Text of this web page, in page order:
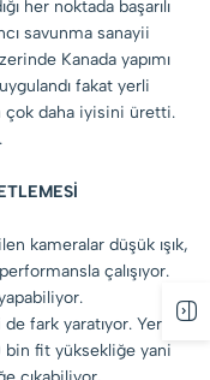
her noktada başarılı
savunma sanayii
Kanada yapımı
fakat yerli
çok daha iyisini üretti.
kameralar düşük ışık,
çalışıyor.
fark yaratıyor. Yerli
bin fit yüksekliğe yani